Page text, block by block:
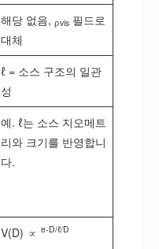
해당 없음,ρvis 필드로
대체
ℓ = 소스 구조의 일관
성
예. ℓ는 소스 지오메트
리와 크기를 반영합니
다.
V(D) ∝e-D/ℓ/D